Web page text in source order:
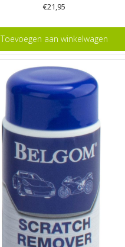
€21,95
Toevoegen aan winkelwagen